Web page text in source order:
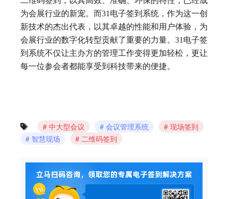
为会展行业的新宠。而31电子签到系统，作为这一创
新技术的杰出代表，以其卓越的性能和用户体验，为
会展行业的数字化转型贡献了重要的力量。31电子签
到系统不仅让主办方的管理工作变得更加轻松，更让
每一位参会者都能享受到科技带来的便捷。
中大型会议 会议管理系统
现场签到
智慧现场
二维码签到